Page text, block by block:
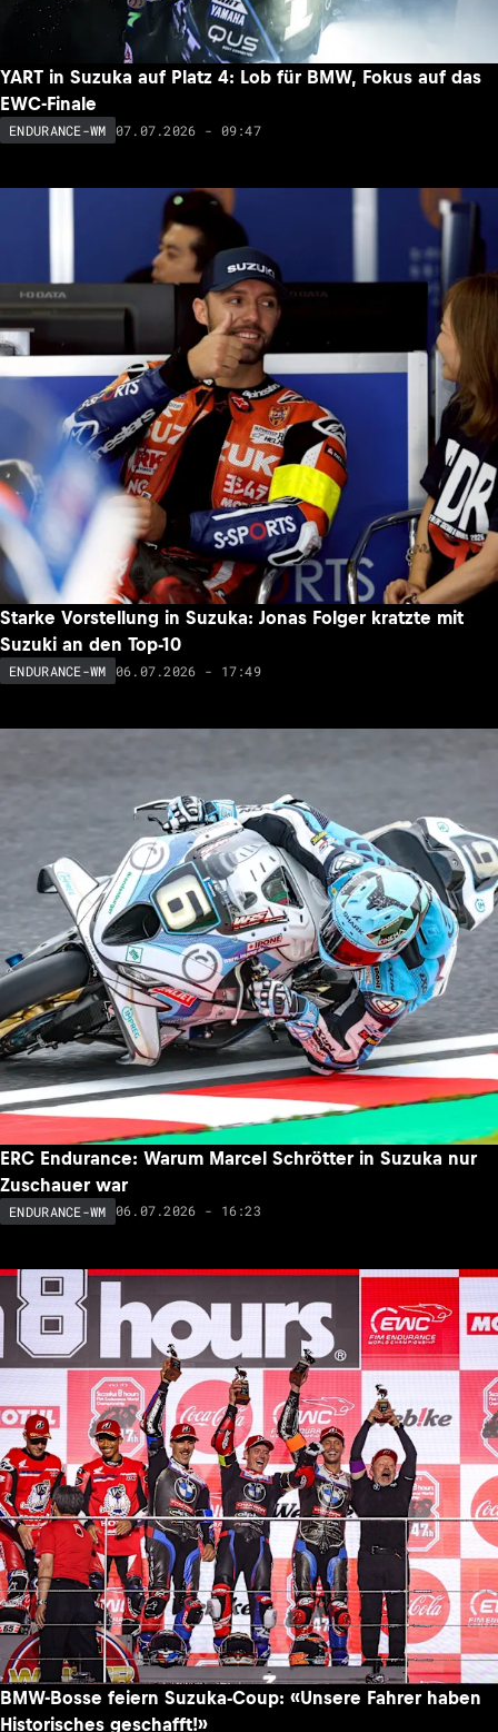
YART in Suzuka auf Platz 4: Lob für BMW, Fokus auf das
EWC-Finale
ENDURANCE-WM 07.07.2026 - 09:47
Starke Vorstellung in Suzuka: Jonas Folger kratzte mit
Suzuki an den Top-10
ENDURANCE-WM 06.07.2026 - 17:49
ERC Endurance: Warum Marcel Schrötter in Suzuka nur
Zuschauer war
ENDURANCE-WM 06.07.2026 - 16:23
BMW-Bosse feiern Suzuka-Coup: «Unsere Fahrer haben
Historisches geschafft!»